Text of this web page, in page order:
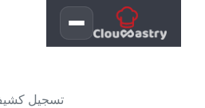
تسجيل كشيف